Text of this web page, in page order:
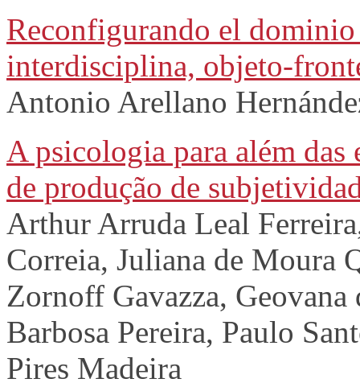
Reconfigurando el
interdisciplina, objeto-
Antonio Arellano
A psicologia para além
de produção de
Arthur Arruda Leal
Correia, Juliana de Moura
Zornoff Gavazza,
Barbosa Pereira, Paulo
Pires Madeira